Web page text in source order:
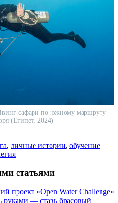
сафари по южному маршруту
(Египет, 2024)
, личные истории, обучение
статьями
проект «Open Water Challenge»
руками — ставь брасовый